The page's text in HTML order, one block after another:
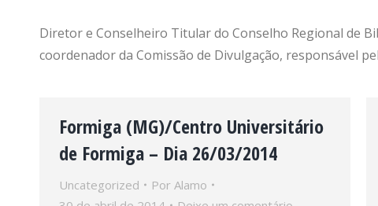
Diretor e Conselheiro Titular do Conselho Regional de
coordenador da Comissão de Divulgação, responsável
Formiga (MG)/Centro Universitário
de Formiga – Dia 26/03/2014
Uncategorized Por Alamo